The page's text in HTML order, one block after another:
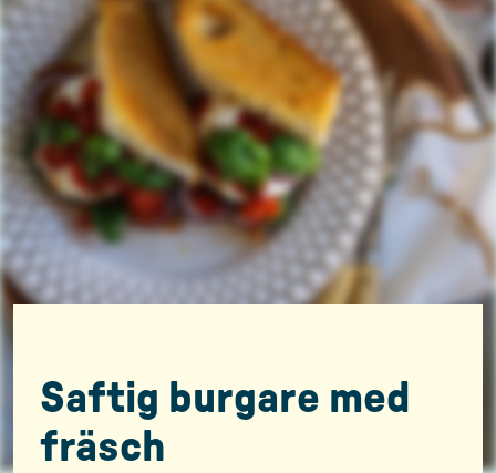
Saftig burgare med
fräsch